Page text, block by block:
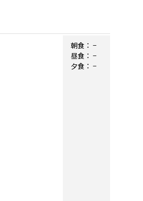
朝食： −
昼食： −
夕食： −